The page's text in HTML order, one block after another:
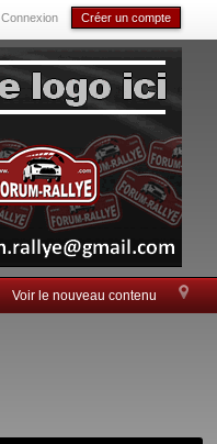
Connexion Créer un compte
Voir le nouveau contenu